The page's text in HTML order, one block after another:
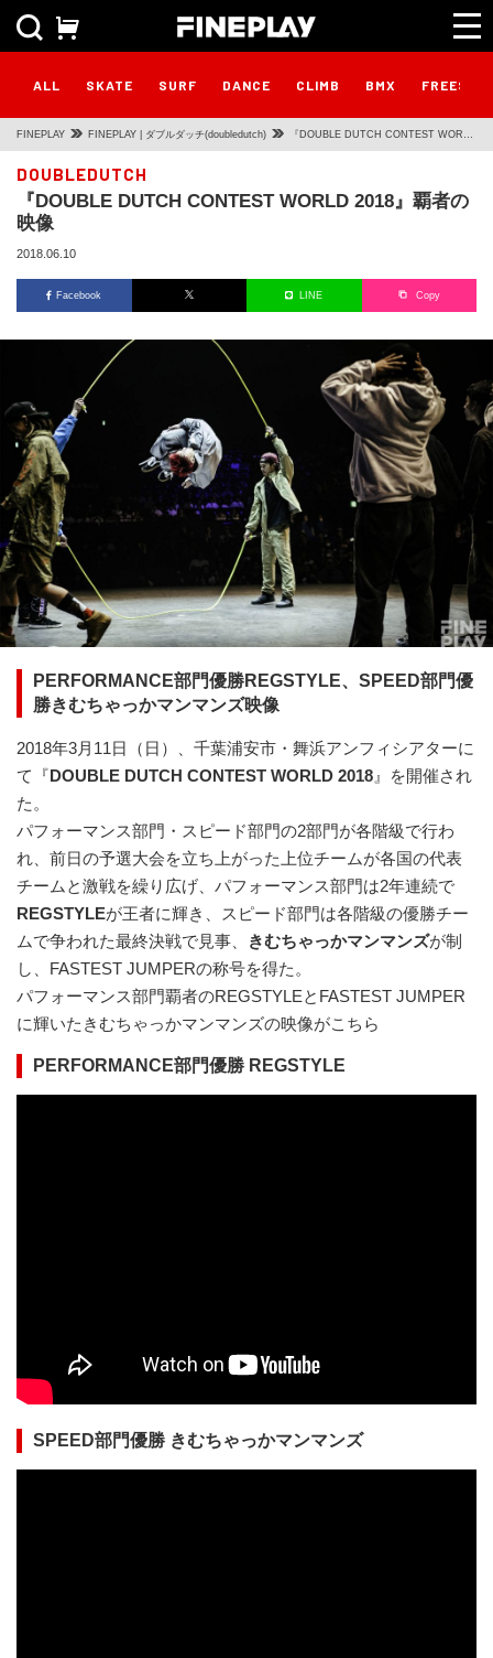
ALL SKATE SURF DANCE CLIMB BMX
FINEPLAY FINEPLAY | ダブルダッチ(doubledutch) 『DOUBLE DUTCH CONTEST WORLD
DOUBLEDUTCH
『DOUBLE DUTCH CONTEST WORLD 2018』覇者の
映像
2018.06.10
Facebook LINE Copy
PERFORMANCE部門優勝REGSTYLE、SPEED部門優
勝きむちゃっかマンマンズ映像
2018年3月11日（日）、千葉浦安市・舞浜アンフィシアターに
て『DOUBLE DUTCH CONTEST WORLD 2018 』を開催され
た。
パフォーマンス部門・スピード部門の2部門が各階級で行わ
れ、前日の予選大会を立ち上がった上位チームが各国の代表
チームと激戦を繰り広げ、パフォーマンス部門は2年連続で
REGSTYLEが王者に輝き、スピード部門は各階級の優勝チー
ムで争われた最終決戦で見事、
きむちゃっかマンマンズが制
し、FASTEST JUMPERの称号を得た。
パフォーマンス部門覇者のREGSTYLEとFASTEST JUMPER
に輝いたきむちゃっかマンマンズの映像がこちら
PERFORMANCE部門優勝 REGSTYLE
SPEED部門優勝 きむちゃっかマンマンズ